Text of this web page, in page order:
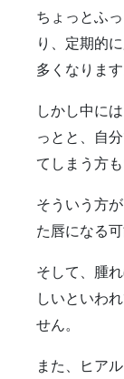
ちょっとふ
り、定期的
多くなります
しかし中に
っとと、自
てしまう方も
そういう方
た唇になる
そして、腫
しいといわ
せん。
また、ヒア